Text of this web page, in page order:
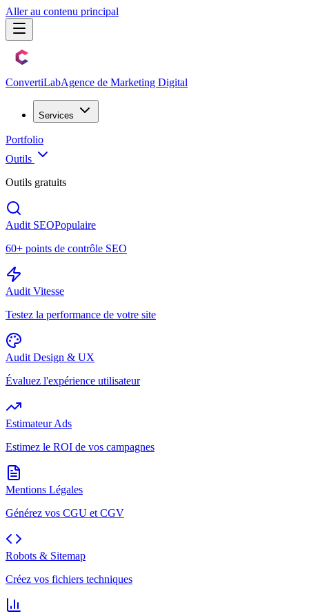
Aller au contenu principal
ConvertiLabAgence de Marketing Digital
Services
Portfolio
Outils
Outils gratuits
Audit SEOPopulaire
60+ points de contrôle SEO
Audit Vitesse
Testez la performance de votre site
Audit Design & UX
Évaluez l'expérience utilisateur
Estimateur Ads
Estimez le ROI de vos campagnes
Mentions Légales
Générez vos CGU et CGV
Robots & Sitemap
Créez vos fichiers techniques